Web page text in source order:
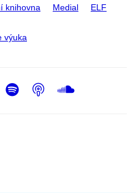
knihovna Medial ELF
výuka
Spotify
Podcast